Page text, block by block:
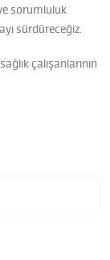
sorumluluk
sürdüreceğiz.
çalışanlarının